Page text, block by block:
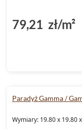
79,21 zł/m²
Paradyż Gamma /
Wymiary: 19.80 x 19.80